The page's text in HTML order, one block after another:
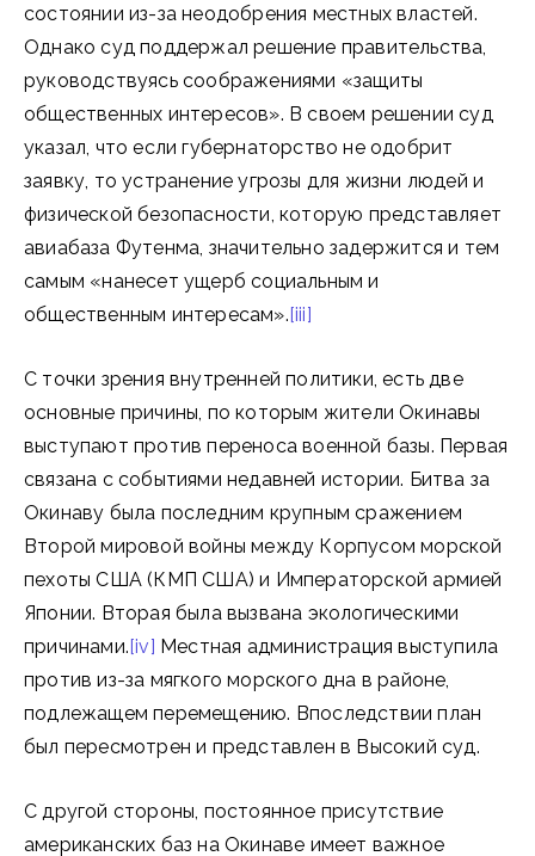
состоянии из-за неодобрения местных властей.
Однако суд поддержал решение правительства,
руководствуясь соображениями «защиты
общественных интересов». В своем решении суд
указал, что если губернаторство не одобрит
заявку, то устранение угрозы для жизни людей и
физической безопасности, которую представляет
авиабаза Футенма, значительно задержится и тем
самым «нанесет ущерб социальным и
общественным интересам».[iii]
С точки зрения внутренней политики, есть две
основные причины, по которым жители Окинавы
выступают против переноса военной базы. Первая
связана с событиями недавней истории. Битва за
Окинаву была последним крупным сражением
Второй мировой войны между Корпусом морской
пехоты США (КМП США) и Императорской армией
Японии. Вторая была вызвана экологическими
причинами.[iv] Местная администрация выступила
против из-за мягкого морского дна в районе,
подлежащем перемещению. Впоследствии план
был пересмотрен и представлен в Высокий суд.
С другой стороны, постоянное присутствие
американских баз на Окинаве имеет важное